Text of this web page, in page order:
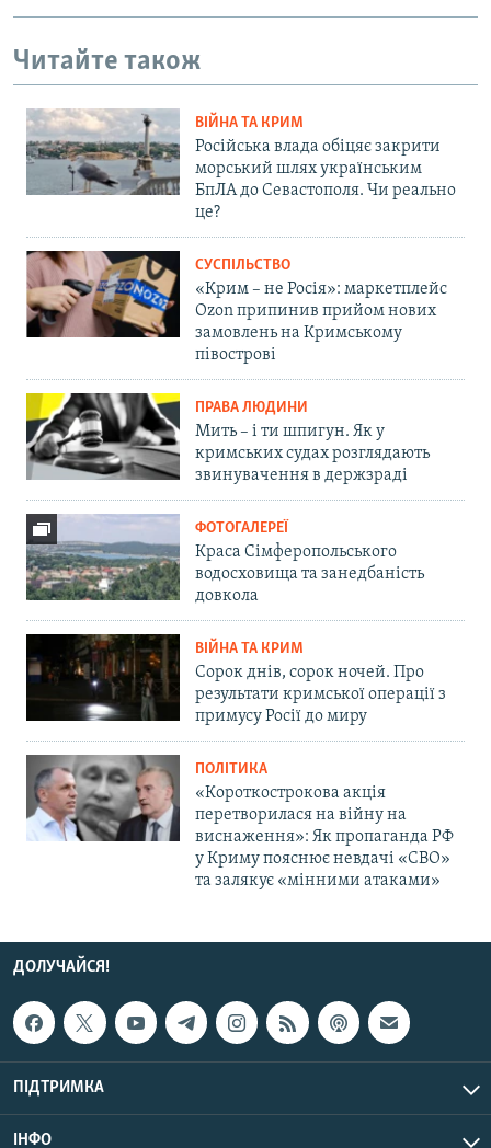
Читайте також
ВІЙНА ТА КРИМ
Російська влада обіцяє закрити
морський шлях українським
БпЛА до Севастополя. Чи реально
це?
СУСПІЛЬСТВО
«Крим – не Росія»: маркетплейс
Ozon припинив прийом нових
замовлень на Кримському
півострові
ПРАВА ЛЮДИНИ
Мить – і ти шпигун. Як у
кримських судах розглядають
звинувачення в держзраді
ФОТОГАЛЕРЕЇ
Краса Сімферопольського
водосховища та занедбаність
довкола
ВІЙНА ТА КРИМ
Сорок днів, сорок ночей. Про
результати кримської операції з
примусу Росії до миру
ПОЛІТИКА
«Короткострокова акція
перетворилася на війну на
виснаження»: Як пропаганда РФ
у Криму пояснює невдачі «СВО»
та залякує «мінними атаками»
ДОЛУЧАЙСЯ!
ПІДТРИМКА
ІНФО